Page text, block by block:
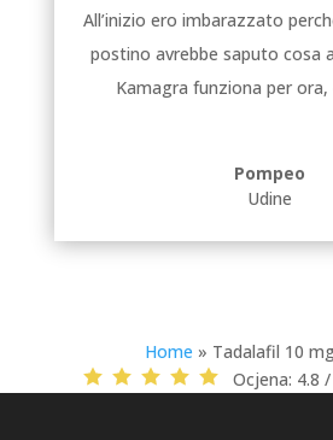
All’inizio ero imbarazzato
postino avrebbe saputo cosa
Kamagra funziona per
Pompeo
Udine
Home » Tadalafil 10
Ocjena: 4.8